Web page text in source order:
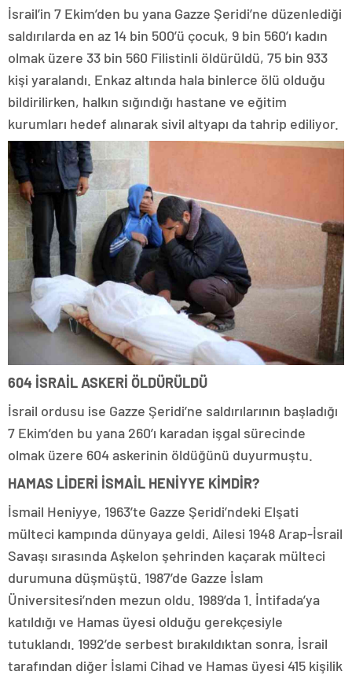
İsrail’in 7 Ekim’den bu yana Gazze Şeridi’ne düzenlediği
saldırılarda en az 14 bin 500’ü çocuk, 9 bin 560’ı kadın
olmak üzere 33 bin 560 Filistinli öldürüldü, 75 bin 933
kişi yaralandı. Enkaz altında hala binlerce ölü olduğu
bildirilirken, halkın sığındığı hastane ve eğitim
kurumları hedef alınarak sivil altyapı da tahrip ediliyor.
604 İSRAİL ASKERİ ÖLDÜRÜLDÜ
İsrail ordusu ise Gazze Şeridi’ne saldırılarının başladığı
7 Ekim’den bu yana 260’ı karadan işgal sürecinde
olmak üzere 604 askerinin öldüğünü duyurmuştu.
HAMAS LİDERİ İSMAİL HENİYYE KİMDİR?
İsmail Heniyye, 1963’te Gazze Şeridi’ndeki Elşati
mülteci kampında dünyaya geldi. Ailesi 1948 Arap-İsrail
Savaşı sırasında Aşkelon şehrinden kaçarak mülteci
durumuna düşmüştü. 1987’de Gazze İslam
Üniversitesi’nden mezun oldu. 1989’da 1. İntifada’ya
katıldığı ve Hamas üyesi olduğu gerekçesiyle
tutuklandı. 1992’de serbest bırakıldıktan sonra, İsrail
tarafından diğer İslami Cihad ve Hamas üyesi 415 kişilik